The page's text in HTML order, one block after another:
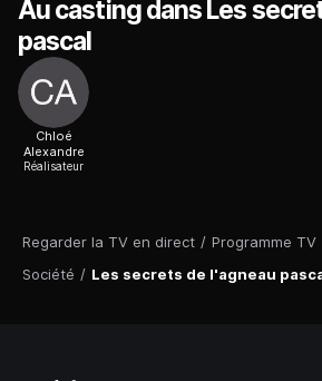
Regarder la TV en direct / Programme TV
Société / Les secrets de l'agneau
Au casting dans Les
pascal
Chloé
Alexandre
Réalisateur